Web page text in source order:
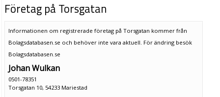
Företag på Torsgatan
Informationen om registrerade företag på Torsgatan kommer från
Bolagsdatabasen.se och behöver inte vara aktuell. För ändring besök
Bolagsdatabasen.se
Johan Wulkan
0501-78351
Torsgatan 10, 54233 Mariestad